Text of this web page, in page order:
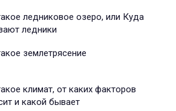
ледниковое озеро, или Куда
ледники
землетрясение
климат, от каких факторов
и какой бывает